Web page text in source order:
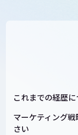
これまでの経歴
マーケティング
さい